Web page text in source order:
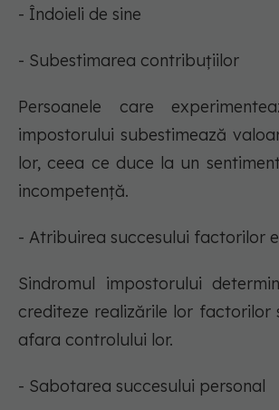
- Îndoieli de sine
- Subestimarea contribuțiilor
Persoanele care
impostorului subestimează
lor, ceea ce duce la un
incompetență.
- Atribuirea succesului factorilor
Sindromul impostorului
crediteze realizările lor factorilor
afara controlului lor.
- Sabotarea succesului personal